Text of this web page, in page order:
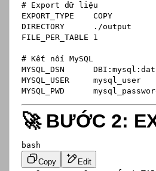
# Export dữ liệu
EXPORT_TYPE    COPY
DIRECTORY      ./output
FILE_PER_TABLE 1
# Kết nối MySQL
MYSQL_DSN      DBI:mysql:
MYSQL_USER     mysql_user
🚀 BƯỚC 2:
bash
Copy
Edit